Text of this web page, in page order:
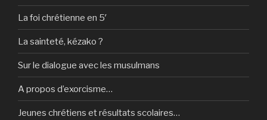
La foi chrétienne en 5′
La sainteté, kézako ?
Sur le dialogue avec les musulmans
A propos d’exorcisme…
Jeunes chrétiens et résultats scolaires…